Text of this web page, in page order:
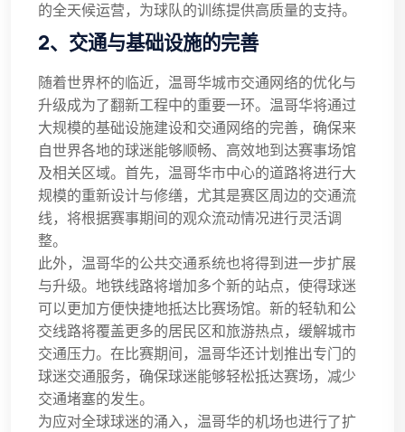
的全天候运营，为球队的训练提供高质量的支持。
2、交通与基础设施的完善
随着世界杯的临近，温哥华城市交通网络的优化与
升级成为了翻新工程中的重要一环。温哥华将通过
大规模的基础设施建设和交通网络的完善，确保来
自世界各地的球迷能够顺畅、高效地到达赛事场馆
及相关区域。首先，温哥华市中心的道路将进行大
规模的重新设计与修缮，尤其是赛区周边的交通流
线，将根据赛事期间的观众流动情况进行灵活调
整。
此外，温哥华的公共交通系统也将得到进一步扩展
与升级。地铁线路将增加多个新的站点，使得球迷
可以更加方便快捷地抵达比赛场馆。新的轻轨和公
交线路将覆盖更多的居民区和旅游热点，缓解城市
交通压力。在比赛期间，温哥华还计划推出专门的
球迷交通服务，确保球迷能够轻松抵达赛场，减少
交通堵塞的发生。
为应对全球球迷的涌入，温哥华的机场也进行了扩